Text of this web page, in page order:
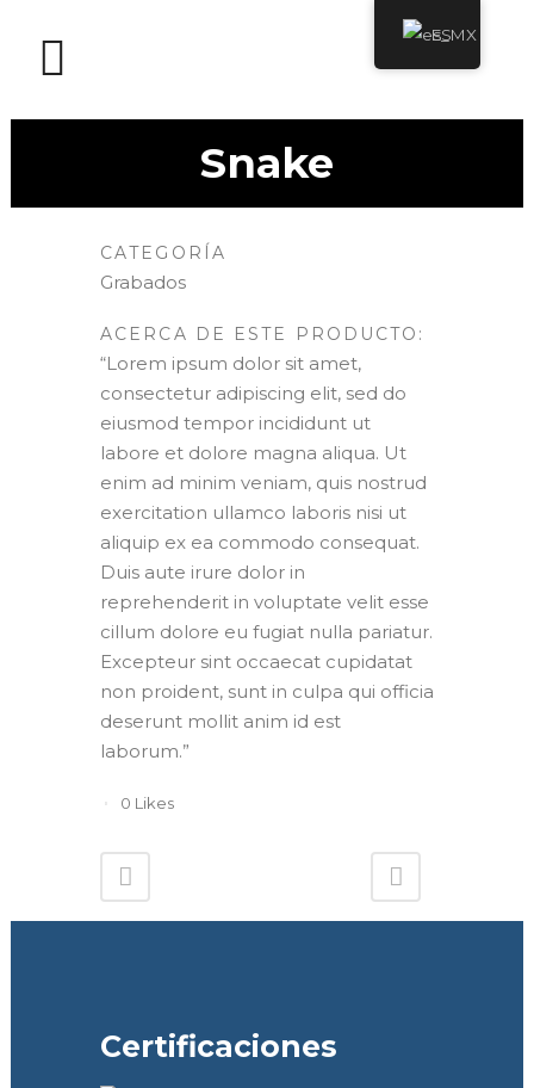
Snake
CATEGORÍA
Grabados
ACERCA DE ESTE PRODUCTO:
“Lorem ipsum dolor sit amet,
consectetur adipiscing elit, sed do
eiusmod tempor incididunt ut
labore et dolore magna aliqua. Ut
enim ad minim veniam, quis nostrud
exercitation ullamco laboris nisi ut
aliquip ex ea commodo consequat.
Duis aute irure dolor in
reprehenderit in voluptate velit esse
cillum dolore eu fugiat nulla pariatur.
Excepteur sint occaecat cupidatat
non proident, sunt in culpa qui officia
deserunt mollit anim id est
laborum.”
0 Likes
Certificaciones
ES